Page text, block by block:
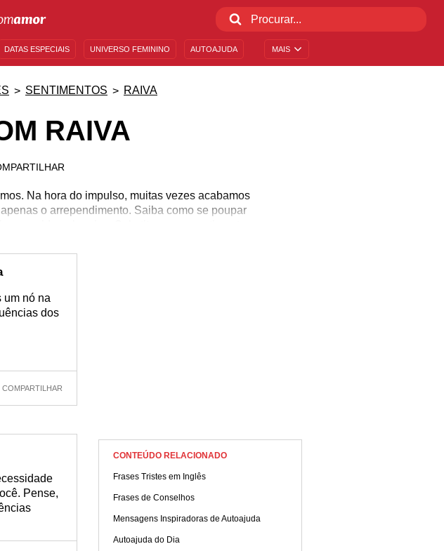
MAIS
DATAS ESPECIAIS UNIVERSO FEMININO AUTOAJUDA
SENTIMENTOS RAIVA
RAIVA
Na hora do impulso, muitas vezes acabamos
o arrependimento. Saiba como se poupar
movido pela raiva. Substitua esse sentimento
à sua volta. Dê o primeiro passo para se
acessos de raiva da melhor forma possível.
um nó na
dos
COMPARTILHAR
Pense,
CONTEÚDO RELACIONADO
Frases Tristes em Inglês
Frases de Conselhos
Mensagens Inspiradoras de Autoajuda
Autoajuda do Dia